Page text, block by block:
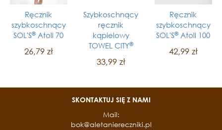
Ręcznik
szybkoschnący
SOL'S®Atoll 70
26,79 zł
Szybkoschnący
ręcznik
kąpielowy
TOWEL CITY®
33,99 zł
Ręcznik
szybkoschnący
SOL'S®Atoll 100
42,99 zł
SKONTAKTUJ SIĘ Z NAMI
Mail:
bok@aletaniereczniki.pl